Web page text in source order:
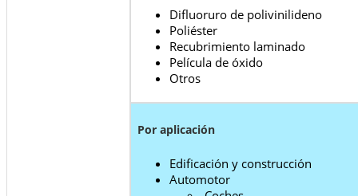
Difluoruro de polivinilideno
Poliéster
Recubrimiento laminado
Película de óxido
Otros
Por aplicación
Edificación y construcción
Automotor